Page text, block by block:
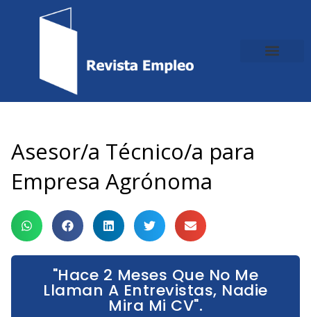
Asesor/a Técnico/a para
Empresa Agrónoma
"Hace 2 Meses Que No Me
Llaman A Entrevistas, Nadie
Mira Mi CV".